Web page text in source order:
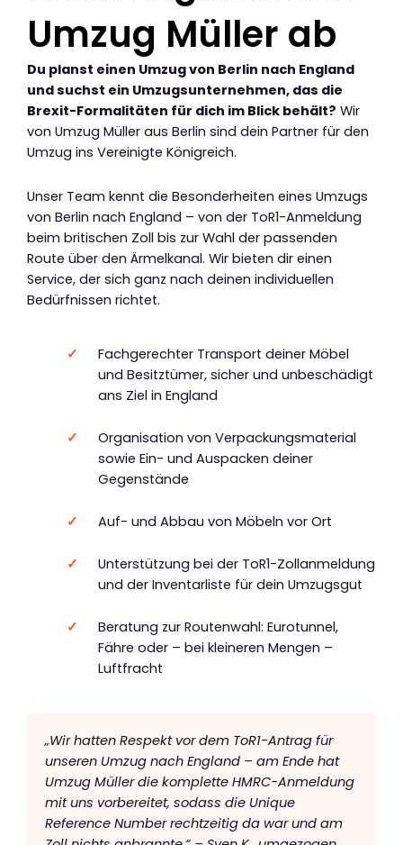
Umzug Müller ab
Du planst einen Umzug von Berlin nach England
und suchst ein Umzugsunternehmen, das die
Brexit-Formalitäten für dich im Blick behält? Wir
von Umzug Müller aus Berlin sind dein Partner für den
Umzug ins Vereinigte Königreich.
Unser Team kennt die Besonderheiten eines Umzugs
von Berlin nach England – von der ToR1-Anmeldung
beim britischen Zoll bis zur Wahl der passenden
Route über den Ärmelkanal. Wir bieten dir einen
Service, der sich ganz nach deinen individuellen
Bedürfnissen richtet.
Fachgerechter Transport deiner Möbel
und Besitztümer, sicher und unbeschädigt
ans Ziel in England
Organisation von Verpackungsmaterial
sowie Ein- und Auspacken deiner
Gegenstände
Auf- und Abbau von Möbeln vor Ort
Unterstützung bei der ToR1-Zollanmeldung
und der Inventarliste für dein Umzugsgut
Beratung zur Routenwahl: Eurotunnel,
Fähre oder – bei kleineren Mengen –
Luftfracht
„Wir hatten Respekt vor dem ToR1-Antrag für
unseren Umzug nach England – am Ende hat
Umzug Müller die komplette HMRC-Anmeldung
mit uns vorbereitet, sodass die Unique
Reference Number rechtzeitig da war und am